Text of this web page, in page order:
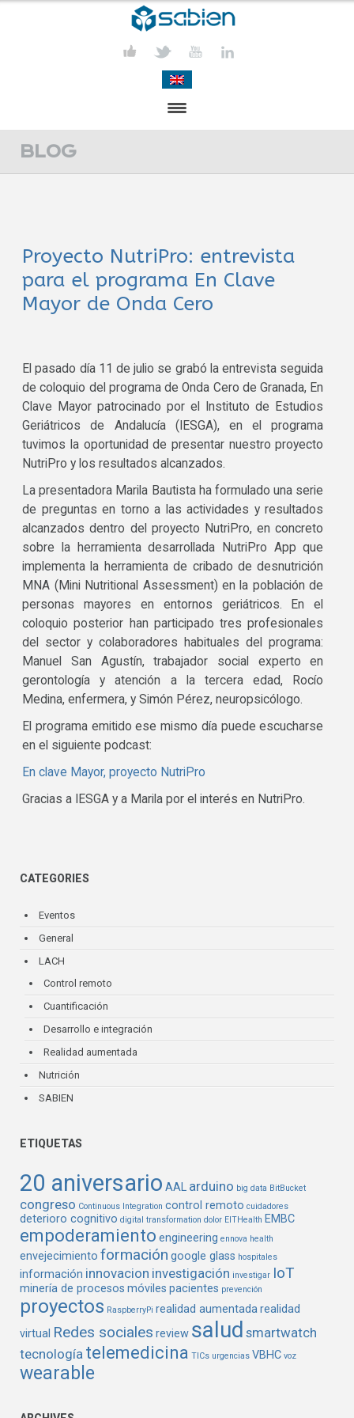
PRESENTACIÓN
ACTIVIDADES
COMUNICACIÓN
BLOG
Proyecto NutriPro: entrevista
para el programa En Clave
Mayor de Onda Cero
El pasado día 11 de julio se grabó la entrevista seguida
de coloquio del programa de Onda Cero de Granada, En
Clave Mayor patrocinado por el Instituto de Estudios
Geriátricos de Andalucía (IESGA), en el programa
tuvimos la oportunidad de presentar nuestro proyecto
NutriPro y los resultados alcanzados.
La presentadora Marila Bautista ha formulado una serie
de preguntas en torno a las actividades y resultados
alcanzados dentro del proyecto NutriPro, en concreto
sobre la herramienta desarrollada NutriPro App que
implementa la herramienta de cribado de desnutrición
MNA (Mini Nutritional Assessment) en la población de
personas mayores en entornos geriátricos. En el
coloquio posterior han participado tres profesionales
del sector y colaboradores habituales del programa:
Manuel San Agustín, trabajador social experto en
gerontología y atención a la tercera edad, Rocío
Medina, enfermera, y Simón Pérez, neuropsicólogo.
El programa emitido ese mismo día puede escucharse
en el siguiente podcast:
En clave Mayor, proyecto NutriPro
Gracias a IESGA y a Marila por el interés en NutriPro.
CATEGORIES
Eventos
General
LACH
Control remoto
Cuantificación
Desarrollo e integración
Realidad aumentada
Nutrición
SABIEN
ETIQUETAS
20 aniversario AAL arduino big data BitBucket
congreso Continuous Integration control remoto cuidadores
deterioro cognitivo digital transformation dolor EITHealth EMBC
empoderamiento engineering ennova health
envejecimiento formación google glass hospitales
información innovacion investigación investigar IoT
minería de procesos móviles pacientes prevención
proyectos RaspberryPi realidad aumentadarealidad
virtual Redes sociales review salud smartwatch
tecnología telemedicina TICs urgencias VBHC voz
wearable